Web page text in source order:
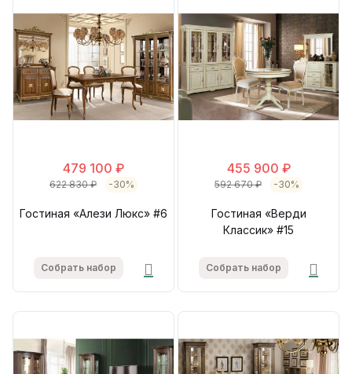
479 100 ₽
622 830 ₽ -30%
Гостиная «Алези Люкс» #6
Собрать набор
455 900 ₽
592 670 ₽ -30%
Гостиная «Верди
Классик» #15
Собрать набор